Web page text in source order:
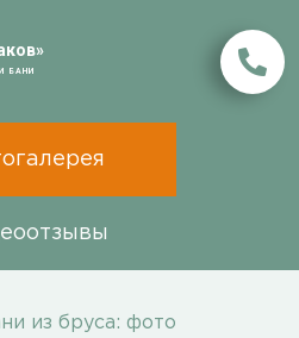
БАНИ
из бруса: фото